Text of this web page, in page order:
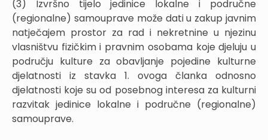
(3) Izvršno tijelo jedinice lokalne i područne
(regionalne) samouprave može dati u zakup javnim
natječajem prostor za rad i nekretnine u njezinu
vlasništvu fizičkim i pravnim osobama koje djeluju u
području kulture za obavljanje pojedine kulturne
djelatnosti iz stavka 1. ovoga članka odnosno
djelatnosti koje su od posebnog interesa za kulturni
razvitak jedinice lokalne i područne (regionalne)
samouprave.